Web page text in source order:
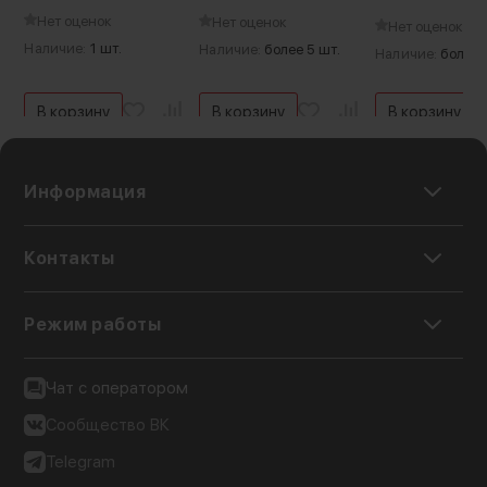
Нет оценок
Наличие: 1 шт.
В корзину
Нет оценок
Наличие: более 5 шт.
В корзину
Нет оценок
Наличие: более
В корзину
Информация
Контакты
Режим работы
Чат с оператором
Сообщество ВК
Telegram